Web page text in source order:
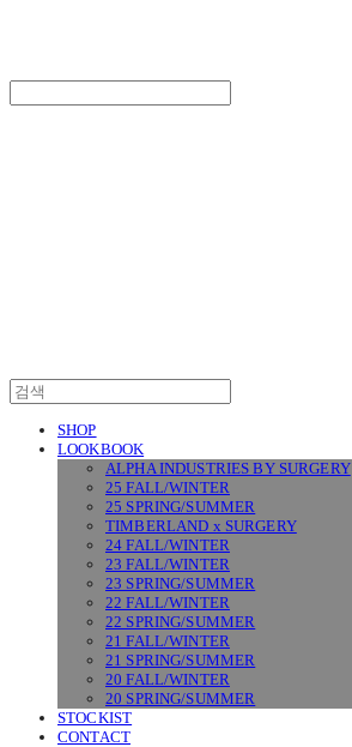
SHOP
LOOKBOOK
ALPHA INDUSTRIES BY SURGERY
25 FALL/WINTER
25 SPRING/SUMMER
TIMBERLAND x SURGERY
24 FALL/WINTER
23 FALL/WINTER
23 SPRING/SUMMER
22 FALL/WINTER
22 SPRING/SUMMER
21 FALL/WINTER
21 SPRING/SUMMER
20 FALL/WINTER
20 SPRING/SUMMER
STOCKIST
CONTACT